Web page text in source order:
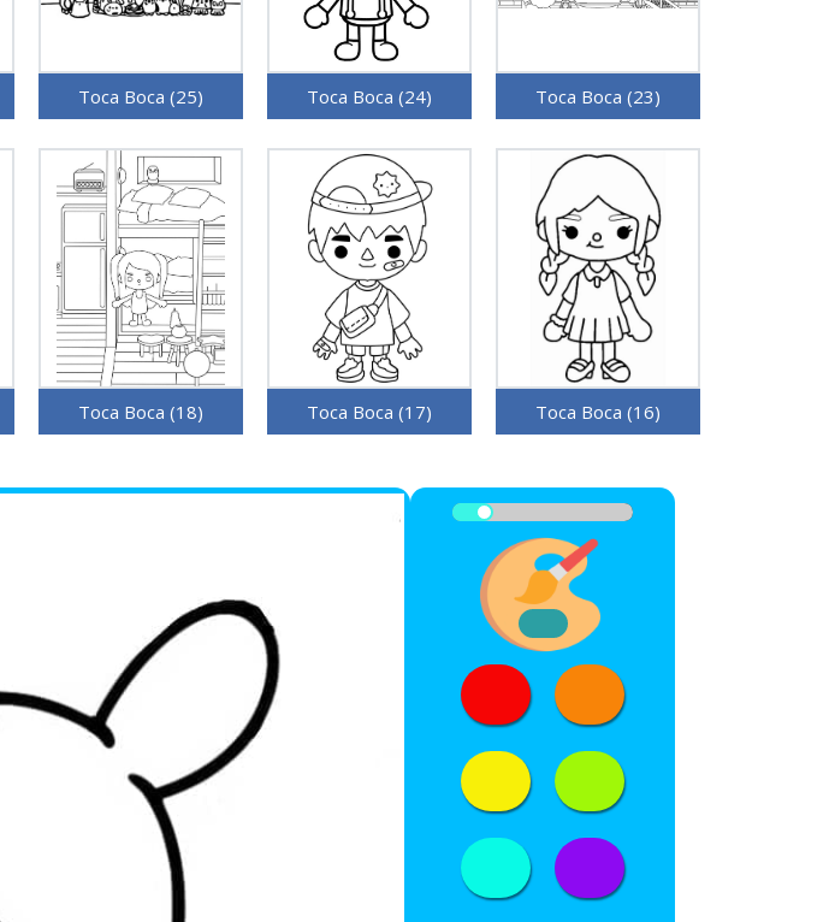
Toca Boca (25) Toca Boca (24) Toca Boca (23)
Toca Boca (18) Toca Boca (17) Toca Boca (16)